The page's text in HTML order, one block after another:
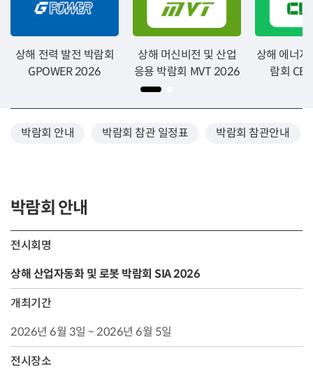
상해 전력 발전 박람회
GPOWER 2026
상해 머신비전 및 산업
응용 박람회 MVT 2026
상해 에너
람회
박람회 안내 박람회 참관 일정표 박람회 참관안내
박람회 안내
전시회명
상해 산업자동화 및 로봇 박람회 SIA 2026
개최기간
2026년 6월 3일 ~ 2026년 6월 5일
전시장소